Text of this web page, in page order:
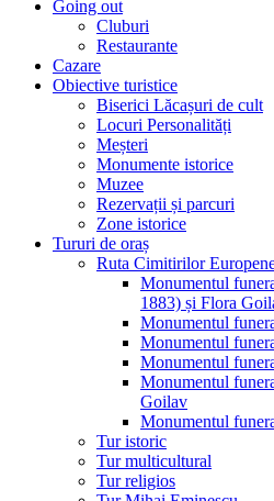
Going out
Cluburi
Restaurante
Cazare
Obiective turistice
Biserici Lăcașuri de cult
Locuri Personalități
Meșteri
Monumente istorice
Muzee
Rezervații și parcuri
Zone istorice
Tururi de oraș
Ruta Cimitirilor
Monumentul
1883) și Flora
Monumentul
Monumentul
Monumentul
Monumentul
Goilav
Monumentul
Tur istoric
Tur multicultural
Tur religios